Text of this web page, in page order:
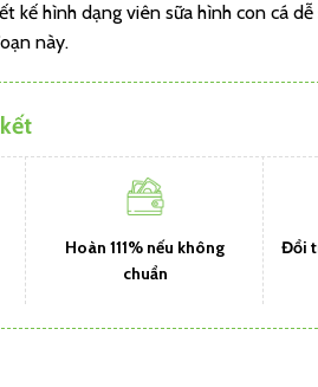
kế hình dạng viên sữa hình con cá dễ
này.
Hoàn 111% nếu không
chuẩn
Đổi